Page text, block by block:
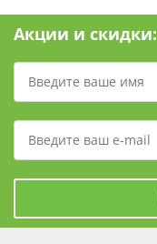
Акции и скидки: